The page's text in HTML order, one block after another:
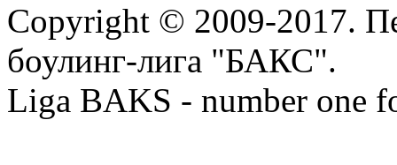
Copyright © 2009-2017.
боулинг-лига "БАКС".
Liga BAKS - number one